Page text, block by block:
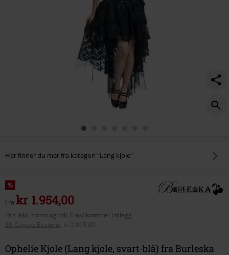
Her finner du mer fra kategori "Lang kjole"
%
Fra kr 1.954,00
Pris inkl. moms og toll, Frakt kommer i tillegg
30-Dagers Bestpris
kr 2.069,00
Ophelie Kjole (Lang kjole, svart-blå) fra Burleska